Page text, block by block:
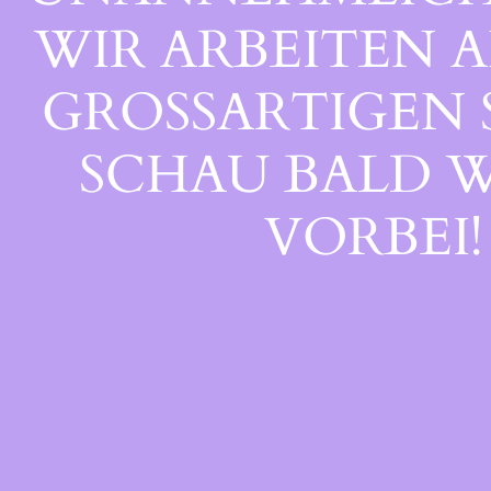
WIR ARBEITEN
GROSSARTIGEN
CHAU BALD
ORBEI!